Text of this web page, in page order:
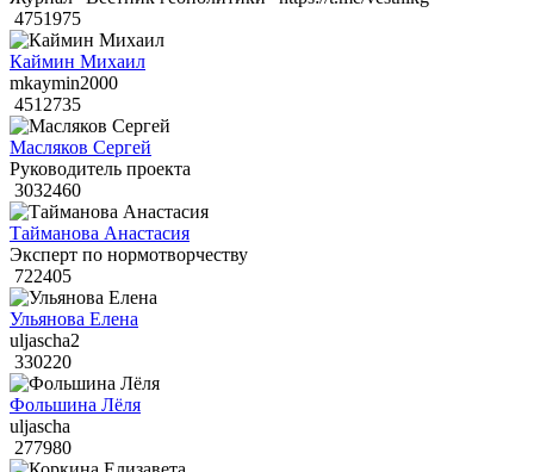
4751975
Каймин Михаил
mkaymin2000
4512735
Масляков Сергей
Руководитель проекта
3032460
Тайманова Анастасия
Эксперт по нормотворчеству
722405
Ульянова Елена
uljascha2
330220
Фольшина Лёля
uljascha
277980